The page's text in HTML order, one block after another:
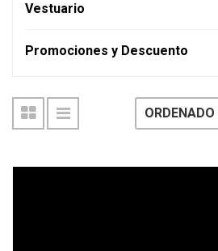
Vestuario
Promociones y Descuento